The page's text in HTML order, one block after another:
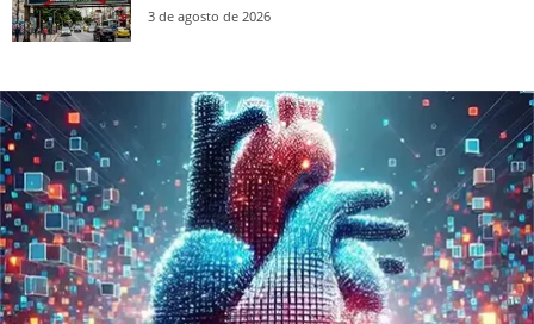
3 de agosto de 2026